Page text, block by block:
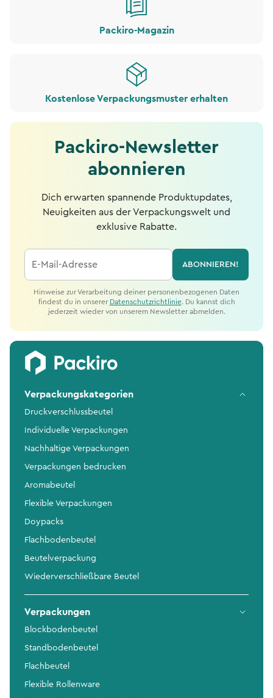
Packiro-Magazin
Kostenlose Verpackungsmuster erhalten
Packiro-Newsletter
abonnieren
Dich erwarten spannende Produktupdates,
Neuigkeiten aus der Verpackungswelt und
exklusive Rabatte.
E-Mail-Adresse ABONNIEREN!
Hinweise zur Verarbeitung deiner personenbezogenen Daten
findest du in unserer Datenschutzrichtlinie. Du kannst dich
jederzeit wieder von unserem Newsletter abmelden.
Verpackungskategorien
Druckverschlussbeutel
Individuelle Verpackungen
Nachhaltige Verpackungen
Verpackungen bedrucken
Aromabeutel
Flexible Verpackungen
Doypacks
Flachbodenbeutel
Beutelverpackung
Wiederverschließbare Beutel
Verpackungen
Blockbodenbeutel
Standbodenbeutel
Flachbeutel
Flexible Rollenware